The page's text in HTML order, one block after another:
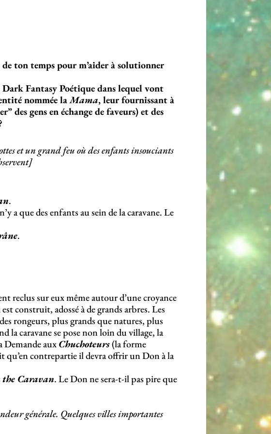
ton temps pour m’aider à solutionner
Fantasy Poétique dans lequel vont
nommée laMama, leur fournissant à
des gens en échange de faveurs) et des
et un grand feu où des enfants insouciants
.
a que des enfants au sein de la caravane. Le
.
reclus sur eux même autour d’une croyance
construit, adossé à de grands arbres. Les
rongeurs, plus grands que natures, plus
la caravane se pose non loin du village, la
Demande auxChuchoteurs(la forme
qu’en contrepartie il devra offrir un Don à la
the Caravan. Le Don ne sera-t-il pas pire que
générale. Quelques villes importantes